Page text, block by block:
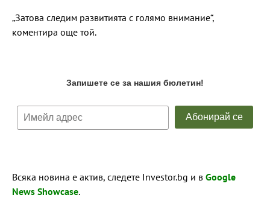
„Затова следим развитията с голямо внимание“,
коментира още той.
Всяка новина е актив, следете Investor.bg и в Google
News Showcase.